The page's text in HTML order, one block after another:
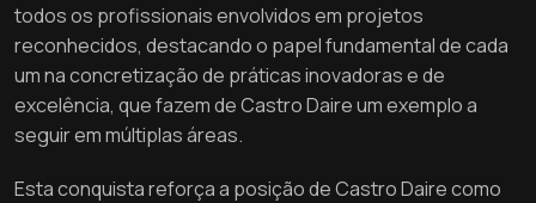
todos os profissionais envolvidos em projetos
reconhecidos, destacando o papel fundamental de cada
um na concretização de práticas inovadoras e de
excelência, que fazem de Castro Daire um exemplo a
seguir em múltiplas áreas.
Esta conquista reforça a posição de Castro Daire como